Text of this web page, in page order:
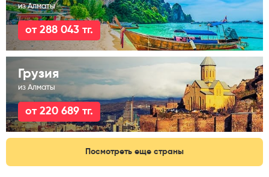
из Алматы
от 288 043 тг.
Грузия
из Алматы
от 220 689 тг.
Посмотреть еще страны